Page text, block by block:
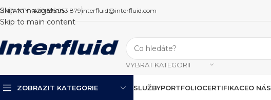
Skip to navigation
Skip to main content
+420 595 953 879 interfluid@interfluid.com
VYBRAT KATEGORII
ZOBRAZIT KATEGORIE SLUŽBYPORTFOLIOCERTIFIKACEO NÁS